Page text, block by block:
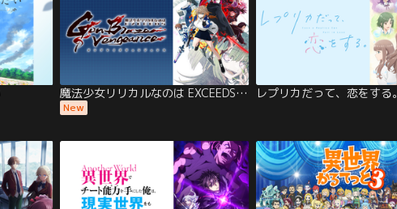
魔法少女リリカルなのは EXCEEDS Gun Blaze Vengeance
New
レプリカだって、恋をする。